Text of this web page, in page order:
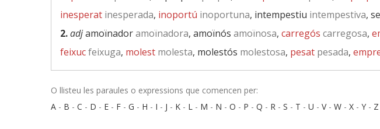
inesperat inesperada, inoportú inoportuna, intempestiu intempestiva,
2.adjamoïnadoramoïnadora, amoïnós amoïnosa, carregós carregosa,
feixucfeixuga, molest molesta, molestós molestosa, pesat pesada,
O llisteu les paraules o expressions que comencen per:
A - B - C - D - E - F - G - H - I - J - K - L - M - N - O - P - Q - R - S - T - U - V- W - X - Y - Z